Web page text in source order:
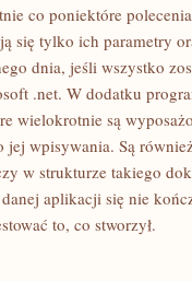
co poniektóre
się tylko ich parametry
dnia, jeśli wszystko
.net. W dodatku
wielokrotnie są
wpisywania. Są
w strukturze takiego
aplikacji się nie
to, co stworzył.